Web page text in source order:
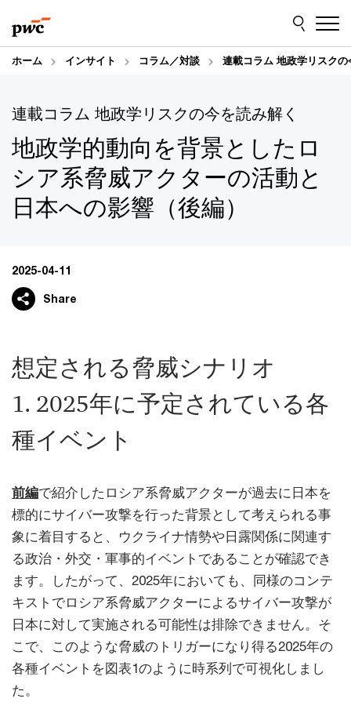
to
content
to
footer
ホーム インサイト コラム／対談 連載コラム 地政学リスクの
連載コラム 地政学リスクの今を読み解く
地政学的動向を背景としたロ
シア系脅威アクターの活動と
日本への影響（後編）
2025-04-11
Share
想定される脅威シナリオ
1. 2025年に予定されている各
種イベント
前編で紹介したロシア系脅威アクターが過去に日本を
標的にサイバー攻撃を行った背景として考えられる事
象に着目すると、ウクライナ情勢や日露関係に関連す
る政治・外交・軍事的イベントであることが確認でき
ます。したがって、2025年においても、同様のコンテ
キストでロシア系脅威アクターによるサイバー攻撃が
日本に対して実施される可能性は排除できません。そ
こで、このような脅威のトリガーになり得る2025年の
各種イベントを図表1のように時系列で可視化しまし
た。